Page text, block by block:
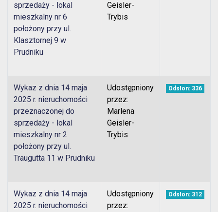
sprzedaży - lokal
mieszkalny nr 6
położony przy ul.
Klasztornej 9 w
Prudniku
Geisler-
Trybis
Wykaz z dnia 14 maja
2025 r. nieruchomości
przeznaczonej do
sprzedaży - lokal
mieszkalny nr 2
położony przy ul.
Traugutta 11 w Prudniku
Udostępniony
przez:
Marlena
Geisler-
Trybis
Odsłon: 336
Wykaz z dnia 14 maja
2025 r. nieruchomości
Udostępniony
przez:
Odsłon: 312